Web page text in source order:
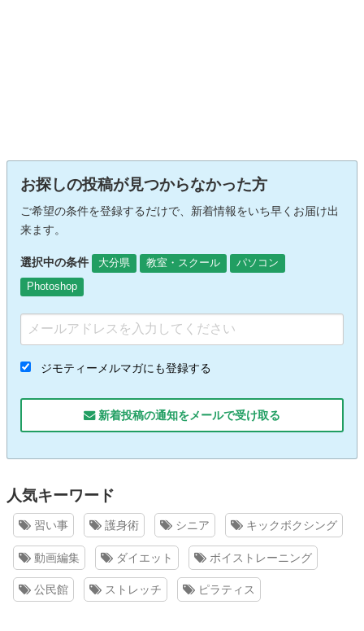
お探しの投稿が見つからなかった方
ご希望の条件を登録するだけで、新着情報をいち早くお届け出
来ます。
選択中の条件 大分県 教室・スクール
パソコン
Photoshop
ジモティーメルマガにも登録する
新着投稿の通知をメールで受け取る
人気キーワード
習い事 護身術 シニア キックボクシング
動画編集 ダイエット ボイストレーニング
公民館 ストレッチ ピラティス